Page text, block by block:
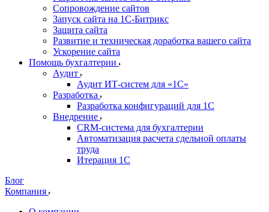
Сопровождение сайтов
Запуск сайта на 1С-Битрикс
Защита сайта
Развитие и техническая доработка вашего сайта
Ускорение сайта
Помощь бухгалтерии
Аудит
Аудит ИТ-систем для «1С»
Разработка
Разработка конфигураций для 1С
Внедрение
CRM-система для бухгалтерии
Автоматизация расчета сдельной оплаты
труда
Итерация 1С
Блог
Компания